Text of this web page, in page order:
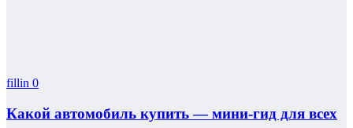
fillin 0
Какой автомобиль купить — мини-гид для всех